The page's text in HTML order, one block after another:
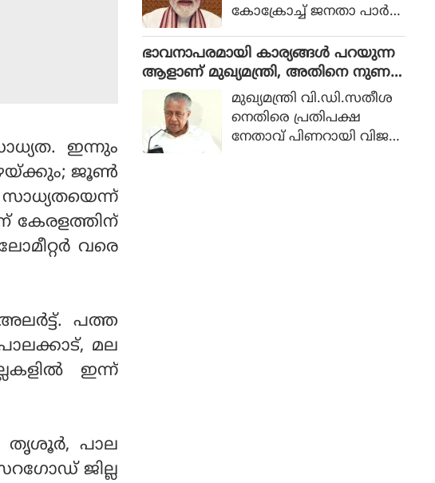
ഇന്നും
ജൂണ്‍
കേരളത്തിന്
വരെ
പത്ത
മല
ഇന്ന്
തൃശൂർ, പാല
ജില്ല
കോക്രോച്ച് ജനതാ പാർട്ടി.
നാട്ടിലെ യുവാക്കളെ അ
ഡ്രസ് ചെയ്യാൻ സിജെപി
മോദിയെ ക്ഷണിച്ചു.
യുവാക്കളെ ബാധിക്കുന്ന
വിഷയങ്ങളെ കുറിച്ച്
മോദി സംസാരിക്കണ
ഭാവനാപരമായി കാര്യങ്ങൾ പറയുന്ന
ആളാണ് മുഖ്യമന്ത്രി, അതിനെ നുണ
എന്നും വിളിക്കാം: പിണറായി വിജയൻ
മുഖ്യമന്ത്രി വി.ഡി.സതീശ
നെതിരെ പ്രതിപക്ഷ
നേതാവ് പിണറായി വിജയ